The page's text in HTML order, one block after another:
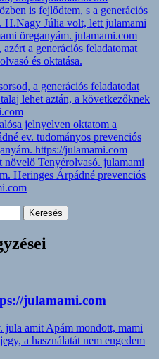
is fejlődtem, s a generációs
H.Nagy Júlia volt, lett julamami
öreganyám. julamami.com
a generációs feladatomat
és oktatása.
a generációs feladatodat
lehet aztán, a következőknek
jelnyelven oktatom a
ev. tudományos prevenciós
https://julamami.com
növelő Tenyérolvasó. julamami
Heringes Árpádné prevenciós
julamami.com
jula amit Apám mondott, mami
a használatát nem engedem